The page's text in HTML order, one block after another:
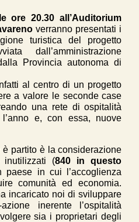
ore 20.30 all’Auditorium
verranno presentati i
turistica del progetto
dall’amministrazione
Provincia autonoma di
al centro di un progetto
a valore le seconde case
una rete di ospitalità
e, con essa, nuove
è partito è la considerazione
inutilizzati (840 in questo
paese in cui l’accoglienza
comunità ed economia.
incaricato noi di sviluppare
inerente l’ospitalità
sia i proprietari degli